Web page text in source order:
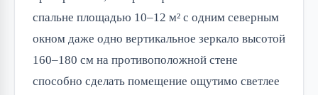
спальне площадью 10–12 м² с одним северным
окном даже одно вертикальное зеркало высотой
160–180 см на противоположной стене
способно сделать помещение ощутимо светлее